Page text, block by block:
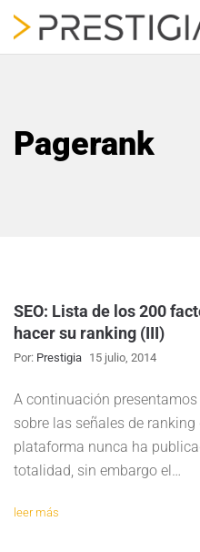
Pagerank
SEO: Lista de los 200
hacer su ranking (III)
Por: Prestigia 15 julio, 2014
A continuación
sobre las señales de
plataforma nunca ha
totalidad, sin embargo el…
leer más